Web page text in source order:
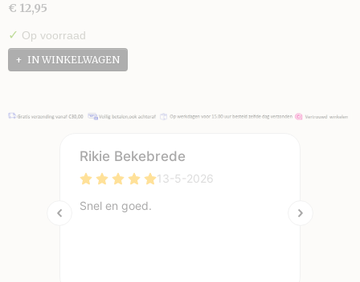
€ 12,95
✓ Op voorraad
IN WINKELWAGEN